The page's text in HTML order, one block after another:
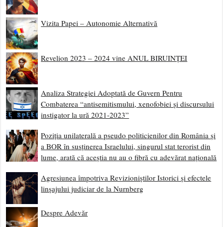
Vizita Papei – Autonomie Alternativă
Revelion 2023 – 2024 vine ANUL BIRUINȚEI
Analiza Strategiei Adoptată de Guvern Pentru
Combaterea “antisemitismului, xenofobiei și discursului
instigator la ură 2021-2023”
Poziția unilaterală a pseudo politicienilor din România și
a BOR în susținerea Israelului, singurul stat terorist din
lume, arată că aceștia nu au o fibră cu adevărat națională
Agresiunea împotriva Revizioniștilor Istorici și efectele
linșajului judiciar de la Nurnberg
Despre Adevăr